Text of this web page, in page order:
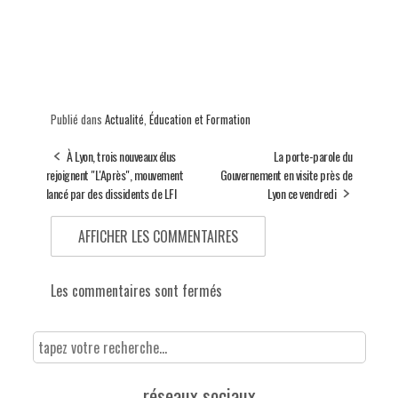
Publié dans Actualité, Éducation et Formation
À Lyon, trois nouveaux élus
rejoignent "L'Après", mouvement
lancé par des dissidents de LFI
La porte-parole du
Gouvernement en visite près de
Lyon ce vendredi
AFFICHER LES COMMENTAIRES
Les commentaires sont fermés